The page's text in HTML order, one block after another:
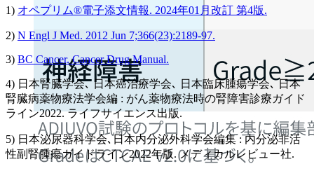
1) オペプリム®電子添文情報. 2024年01月改訂 第4版.
2) N Engl J Med. 2012 Jun 7;366(23):2189-97.
3) BC Cancer. Cancer Drug Manual.
4) 日本腎臓学会､ 日本癌治療学会､ 日本臨床腫瘍学会､ 日本
腎臓病薬物療法学会編 : がん薬物療法時の腎障害診療ガイド
ライン2022. ライフサイエンス出版.
5) 日本泌尿器科学会､日本内分泌外科学会編集 : 内分泌非活
性副腎腫瘍ガイドライン2022年版. メディカルレビュー社.